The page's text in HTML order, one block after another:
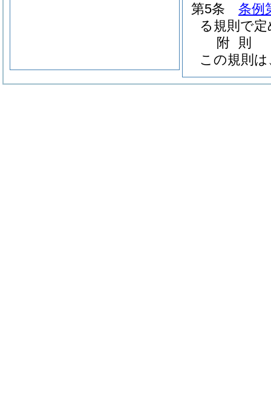
第5条
条例
る規則で
附 則
この規則